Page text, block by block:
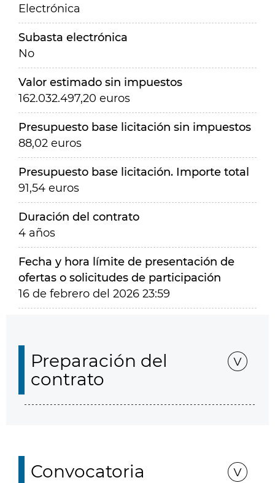
Electrónica
Subasta electrónica
No
Valor estimado sin impuestos
162.032.497,20 euros
Presupuesto base licitación sin impuestos
88,02 euros
Presupuesto base licitación. Importe total
91,54 euros
Duración del contrato
4 años
Fecha y hora límite de presentación de
ofertas o solicitudes de participación
16 de febrero del 2026 23:59
Preparación del
contrato
Convocatoria